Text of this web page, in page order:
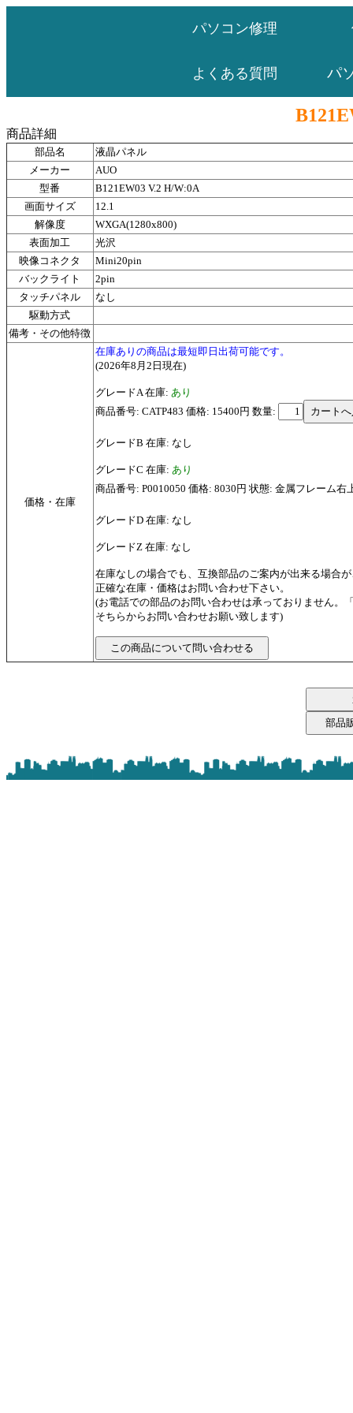
パソコン修理
よくある質問 パ
商品詳細
部品名
液晶パネル
メーカー
AUO
型番
B121EW03 V.2 H/W:0A
画面サイズ
12.1
解像度
WXGA(1280x800)
表面加工
光沢
映像コネクタ
Mini20pin
バックライト
2pin
タッチパネル
なし
駆動方式
備考・その他特徴
価格・在庫
在庫ありの商品は最短即日出荷可能です。
(2026年8月2日現在)
グレードA 在庫: あり
商品番号: CATP483 価格: 15400円 数量:
グレードB 在庫: なし
グレードC 在庫: あり
商品番号: P0010050 価格: 8030円 状態: 金属フレーム右
グレードD 在庫: なし
グレードZ 在庫: なし
在庫なしの場合でも、互換部品のご案内が出来る場合
正確な在庫・価格はお問い合わせ下さい。
(お電話での部品のお問い合わせは承っておりません。
そちらからお問い合わせお願い致します)